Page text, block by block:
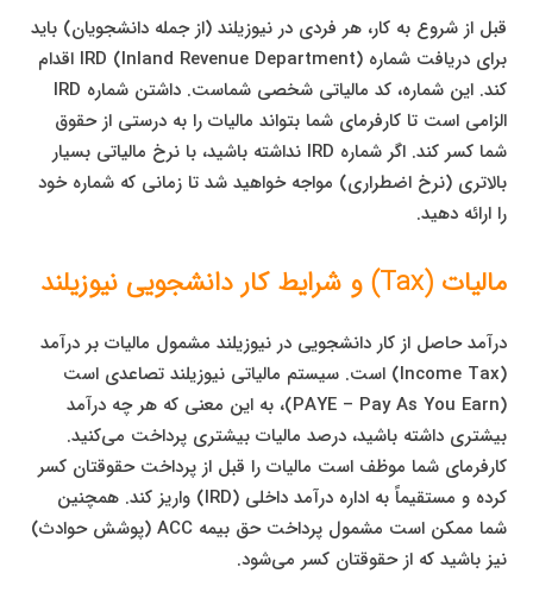
قبل از شروع به کار، هر فردی در نیوزیلند (از جمله دانشجویان) باید
برای دریافت شماره IRD (Inland Revenue Department) اقدام
کند. این شماره، کد مالیاتی شخصی شماست. داشتن شماره IRD
الزامی است تا کارفرمای شما بتواند مالیات را به درستی از حقوق
شما کسر کند. اگر شماره IRD نداشته باشید، با نرخ مالیاتی بسیار
بالاتری (نرخ اضطراری) مواجه خواهید شد تا زمانی که شماره خود
را ارائه دهید.
مالیات (Tax) و شرایط کار دانشجویی نیوزیلند
درآمد حاصل از کار دانشجویی در نیوزیلند مشمول مالیات بر درآمد
(Income Tax) است. سیستم مالیاتی نیوزیلند تصاعدی است
(PAYE – Pay As You Earn)، به این معنی که هر چه درآمد
بیشتری داشته باشید، درصد مالیات بیشتری پرداخت می‌کنید.
کارفرمای شما موظف است مالیات را قبل از پرداخت حقوقتان کسر
کرده و مستقیماً به اداره درآمد داخلی (IRD) واریز کند. همچنین
شما ممکن است مشمول پرداخت حق بیمه ACC (پوشش حوادث)
نیز باشید که از حقوقتان کسر می‌شود.